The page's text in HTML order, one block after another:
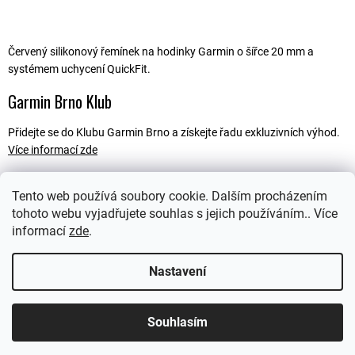
Tento web používá soubory cookie. Dalším procházením
tohoto webu vyjadřujete souhlas s jejich používáním.. Více
informací zde.
Nastavení
Souhlasím
Červený silikonový řemínek na hodinky Garmin o šířce 20 mm a
systémem uchycení QuickFit.
Garmin Brno Klub
Přidejte se do Klubu Garmin Brno a získejte řadu exkluzivních výhod.
Více informací zde
Popis